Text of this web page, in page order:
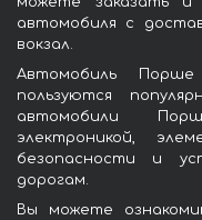
автомобиля с
вокзал.
Автомобиль
пользуются
автомобили
электроникой,
безопасности и
дорогам.
Вы можете